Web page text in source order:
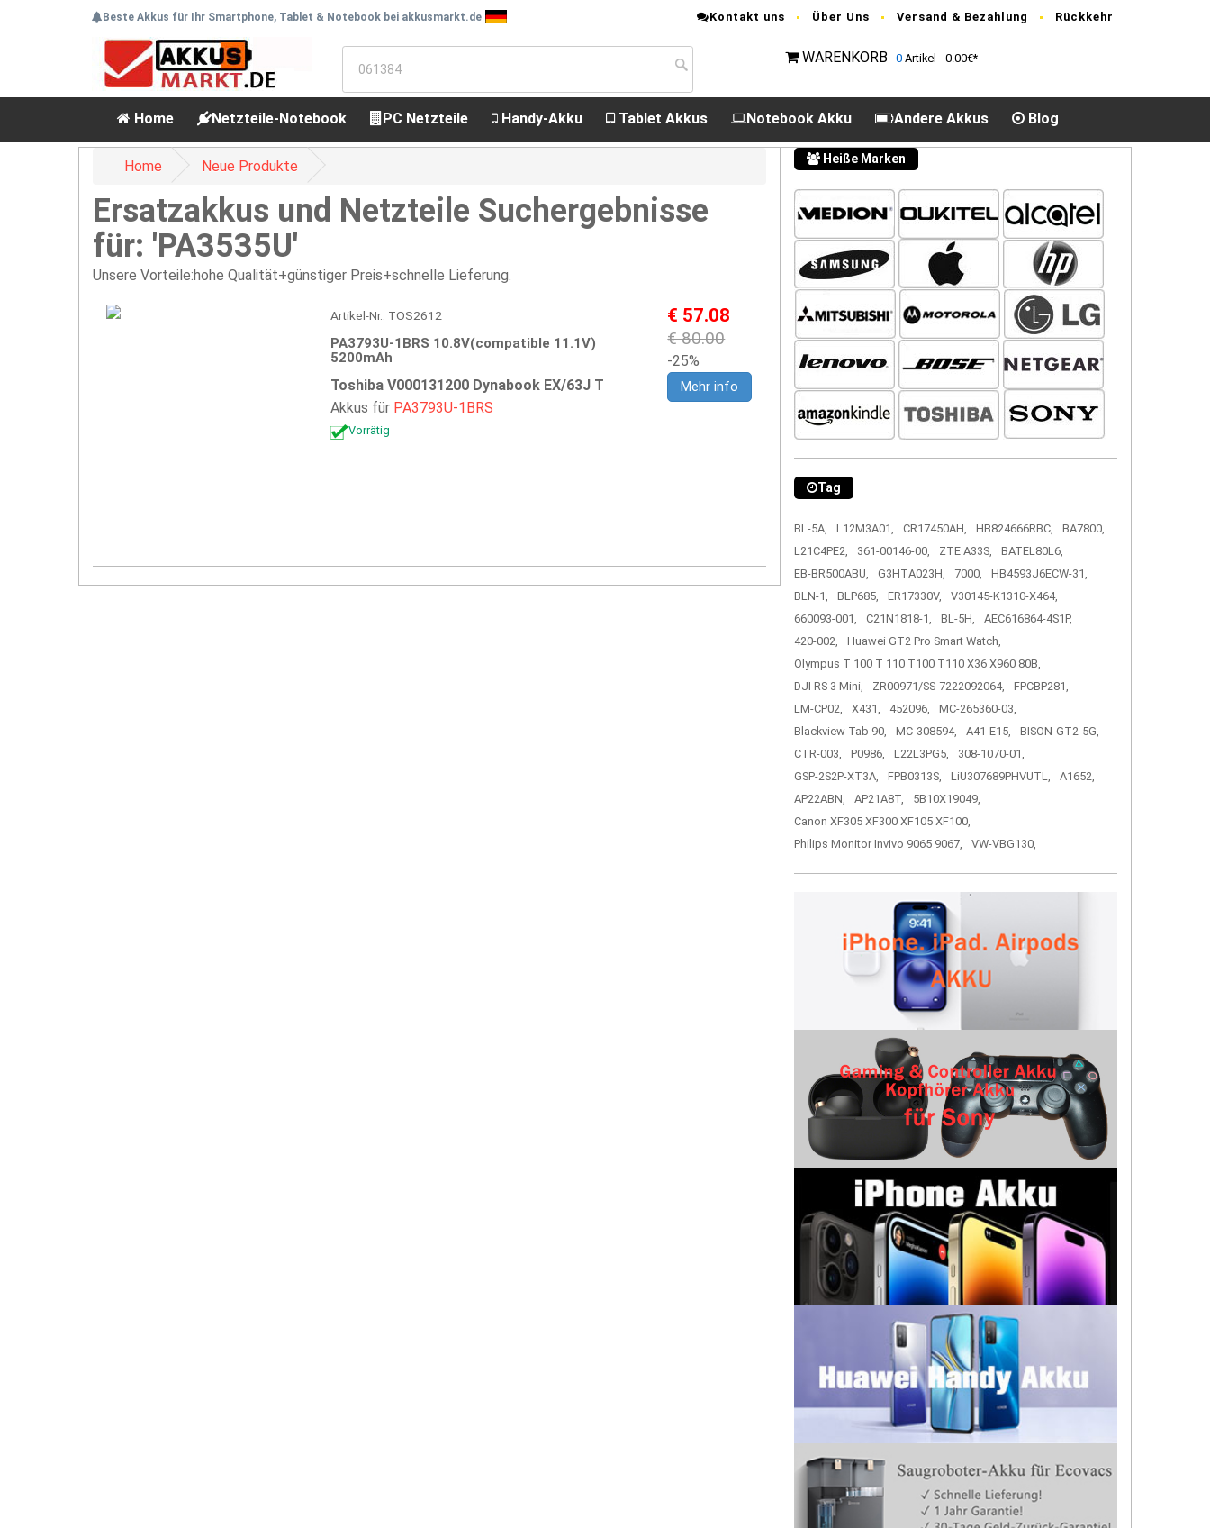
Beste Akkus für Ihr Smartphone, Tablet & Notebook bei akkusmarkt.de Kontakt uns Über Uns Versand & Bezahlung Rückkehr
WARENKORB 0 Artikel - 0.00€*
Home Netzteile-Notebook PC Netzteile Handy-Akku Tablet Akkus Notebook Akku Andere Akkus Blog
Home Neue Produkte
Ersatzakkus und Netzteile Suchergebnisse
für: 'PA3535U'
Unsere Vorteile:hohe Qualität+günstiger Preis+schnelle Lieferung.
Artikel-Nr.: TOS2612
PA3793U-1BRS 10.8V(compatible 11.1V)
5200mAh
Toshiba V000131200 Dynabook EX/63J T
Akkus für PA3793U-1BRS
Vorrätig
€ 57.08
€ 80.00
-25%
Mehr info
Heiße Marken
Tag
BL-5A, L12M3A01, CR17450AH, HB824666RBC,
BA7800,
L21C4PE2,
361-00146-00, ZTE A33S,
BATEL80L6,
EB-BR500ABU,
G3HTA023H, 7000,
HB4593J6ECW-31,
BLN-1,
BLP685, ER17330V,
V30145-K1310-X464,
660093-001,
C21N1818-1, BL-5H,
AEC616864-4S1P,
420-002,
Huawei GT2 Pro Smart Watch,
Olympus T 100 T 110 T100 T110 X36 X960 80B,
DJI RS 3 Mini,
ZR00971/SS-7222092064,
FPCBP281,
LM-CP02,
X431, 452096,
MC-265360-03,
Blackview Tab 90,
MC-308594, A41-E15,
BISON-GT2-5G,
CTR-003,
P0986, L22L3PG5,
308-1070-01,
GSP-2S2P-XT3A,
FPB0313S, LiU307689PHVUTL,
A1652,
AP22ABN,
AP21A8T,
5B10X19049,
Canon XF305 XF300 XF105 XF100,
Philips Monitor Invivo 9065 9067,
VW-VBG130,